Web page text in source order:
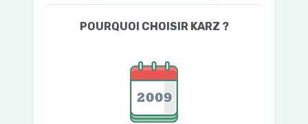
POURQUOI CHOISIR KARZ ?